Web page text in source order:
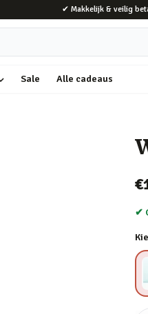
✔ Makkelijk & veilig
Sale Alle cadeaus
✔